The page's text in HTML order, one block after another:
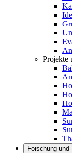
Projekte
Forschung und